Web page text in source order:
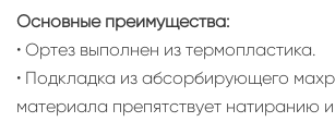
Основные преимущества:
• Ортез выполнен из термопластика.
• Подкладка из абсорбирующего
материала препятствует натиранию